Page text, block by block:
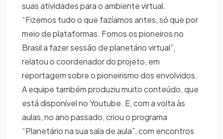
suas atividades para o ambiente virtual.
“Fizemos tudo o que fazíamos antes, só que por
meio de plataformas. Fomos os pioneiros no
Brasil a fazer sessão de planetário virtual”,
relatou o coordenador do projeto, em
reportagem sobre o pioneirismo dos envolvidos.
A equipe também produziu muito conteúdo, que
está disponível no Youtube. E, com a volta às
aulas, no ano passado, criou o programa
“Planetário na sua sala de aula”, com encontros